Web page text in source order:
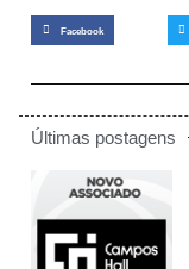
Facebook
Últimas postagens